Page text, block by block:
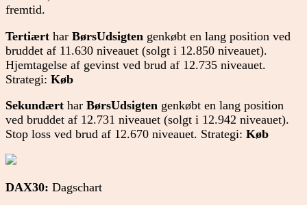
fremtid.
Tertiært har BørsUdsigten genkøbt en lang position ved
bruddet af 11.630 niveauet (solgt i 12.850 niveauet).
Hjemtagelse af gevinst ved brud af 12.735 niveauet.
Strategi: Køb
Sekundært har BørsUdsigten genkøbt en lang position
ved bruddet af 12.731 niveauet (solgt i 12.942 niveauet).
Stop loss ved brud af 12.670 niveauet. Strategi: Køb
DAX30: Dagschart